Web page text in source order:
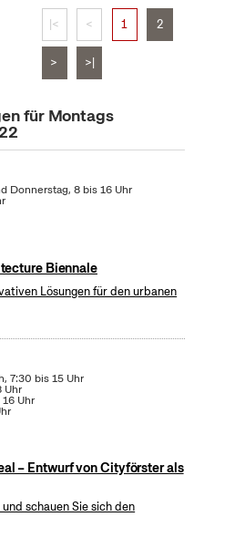
|< < 1 2
> >|
für Montags
Donnerstag, 8 bis 16 Uhr
Biennale
Lösungen für den urbanen
7:30 bis 15 Uhr
Uhr
Uhr
– Entwurf von Cityförster als
schauen Sie sich den